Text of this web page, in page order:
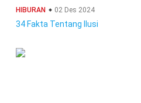
HIBURAN 02 Des 2024
34 Fakta Tentang Ilusi